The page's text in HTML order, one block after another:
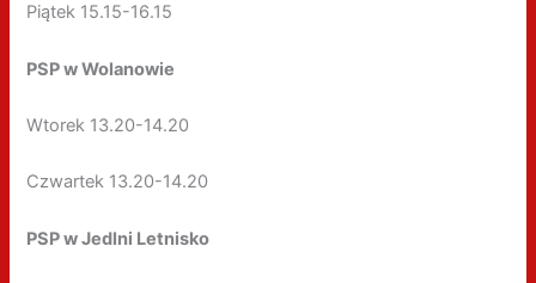
Piątek 15.15-16.15
PSP w Wolanowie
Wtorek 13.20-14.20
Czwartek 13.20-14.20
PSP w Jedlni Letnisko